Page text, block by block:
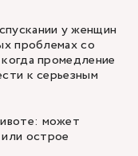
у женщин
проблемах со
промедление
к серьезным
может
острое